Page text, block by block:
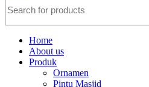
Home
About us
Produk
Ornamen
Pintu Masjid